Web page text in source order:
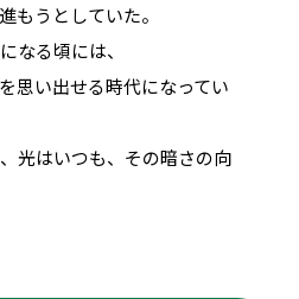
もうとしていた。
なる頃には、
思い出せる時代になってい
光はいつも、その暗さの向